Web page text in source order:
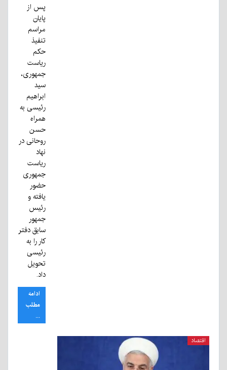
پس از
پایان
مراسم
تنفیذ
حکم
ریاست
جمهوری،
سید
ابراهیم
رئیسی به
همراه
حسن
روحانی در
نهاد
ریاست
جمهوری
حضور
یافته و
رئیس
جمهور
سابق دفتر
کار را به
رئیسی
تحویل
داد.
ادامه
مطلب
...
اقتصاد